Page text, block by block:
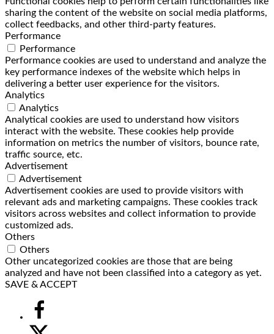
sharing the content of the website on social media platforms,
collect feedbacks, and other third-party features.
Performance
Performance
Performance cookies are used to understand and analyze the
key performance indexes of the website which helps in
delivering a better user experience for the visitors.
Analytics
Analytics
Analytical cookies are used to understand how visitors
interact with the website. These cookies help provide
information on metrics the number of visitors, bounce rate,
traffic source, etc.
Advertisement
Advertisement
Advertisement cookies are used to provide visitors with
relevant ads and marketing campaigns. These cookies track
visitors across websites and collect information to provide
customized ads.
Others
Others
Other uncategorized cookies are those that are being
analyzed and have not been classified into a category as yet.
SAVE & ACCEPT